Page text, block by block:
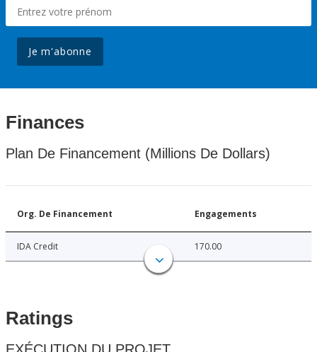
Je m'abonne
Finances
Plan De Financement (Millions De Dollars)
Org. De Financement Engagements
IDA Credit 170.00
Ratings